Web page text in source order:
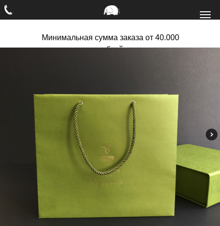
Минимальная сумма заказа от 40.000
рублей